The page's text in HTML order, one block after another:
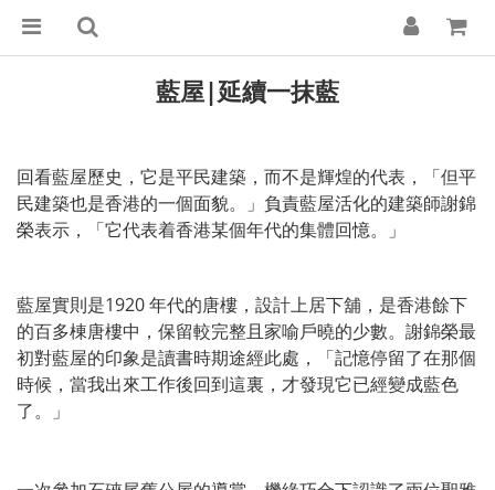
藍屋|延續一抹藍
回看藍屋歷史，它是平民建築，而不是輝煌的代表，「但平
民建築也是香港的一個面貌。」負責藍屋活化的建築師謝錦
榮表示，「它代表着香港某個年代的集體回憶。」
藍屋實則是1920 年代的唐樓，設計上居下舖，是香港餘下
的百多棟唐樓中，保留較完整且家喻戶曉的少數。謝錦榮最
初對藍屋的印象是讀書時期途經此處，「記憶停留了在那個
時候，當我出來工作後回到這裏，才發現它已經變成藍色
了。」